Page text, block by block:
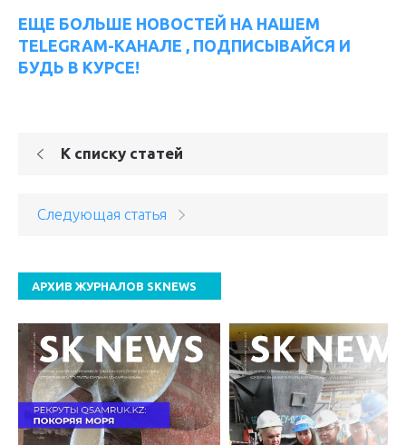
ЕЩЕ БОЛЬШЕ НОВОСТЕЙ НА НАШЕМ
TELEGRAM-КАНАЛЕ , ПОДПИСЫВАЙСЯ И
БУДЬ В КУРСЕ!
К списку статей
Следующая статья
АРХИВ ЖУРНАЛОВ SKNEWS